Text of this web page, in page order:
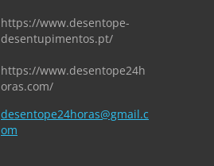
https://www.desentope-
desentupimentos.pt/
https://www.desentope24h
oras.com/
desentope24horas@gmail.c
om